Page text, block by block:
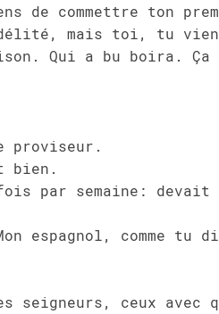
de commettre ton
mais toi, tu viens
Qui a bu boira.
proviseur.
bien.
par semaine: devait
espagnol, comme tu
ceux avec